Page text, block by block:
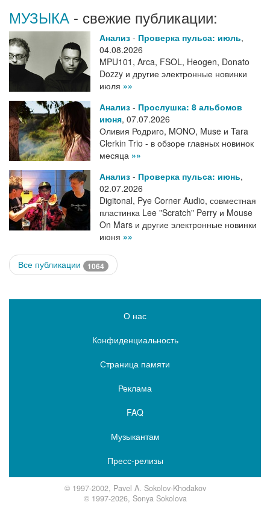
МУЗЫКА - свежие публикации:
Анализ - Проверка пульса: июль,
04.08.2026
MPU101, Arca, FSOL, Heogen, Donato
Dozzy и другие электронные новинки
июля »»
Анализ - Прослушка: 8 альбомов
июня, 07.07.2026
Оливия Родриго, MONO, Muse и Tara
Clerkin Trio - в обзоре главных новинок
месяца »»
Анализ - Проверка пульса: июнь,
02.07.2026
Digitonal, Pye Corner Audio, совместная
пластинка Lee "Scratch" Perry и Mouse
On Mars и другие электронные новинки
июня »»
Все публикации 1064
О нас
Конфиденциальность
Страница памяти
Реклама
FAQ
Музыкантам
Пресс-релизы
© 1997-2002, Pavel A. Sokolov-Khodakov
© 1997-2026, Sonya Sokolova